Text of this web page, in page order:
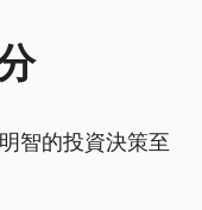
智的投資決策至